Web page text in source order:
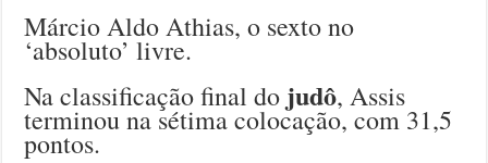
Márcio Aldo Athias, o sexto no
‘absoluto’ livre.
Na classificação final do judô, Assis
terminou na sétima colocação, com 31,5
pontos.